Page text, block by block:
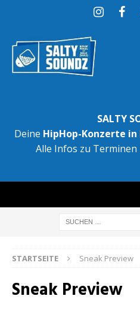
SALTY
Deine HipHop-Konzerte
Alle Infos zu
STARTSEITE Sneak Preview
Sneak Preview